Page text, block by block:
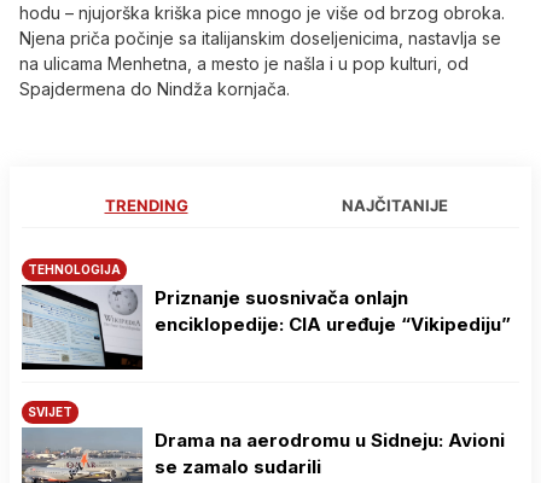
hodu – njujorška kriška pice mnogo je više od brzog obroka.
Njena priča počinje sa italijanskim doseljenicima, nastavlja se
na ulicama Menhetna, a mesto je našla i u pop kulturi, od
Spajdermena do Nindža kornjača.
TRENDING NAJČITANIJE
TEHNOLOGIJA
Priznanje suosnivača onlajn
enciklopedije: CIA uređuje “Vikipediju”
SVIJET
Drama na aerodromu u Sidneju: Avioni
se zamalo sudarili